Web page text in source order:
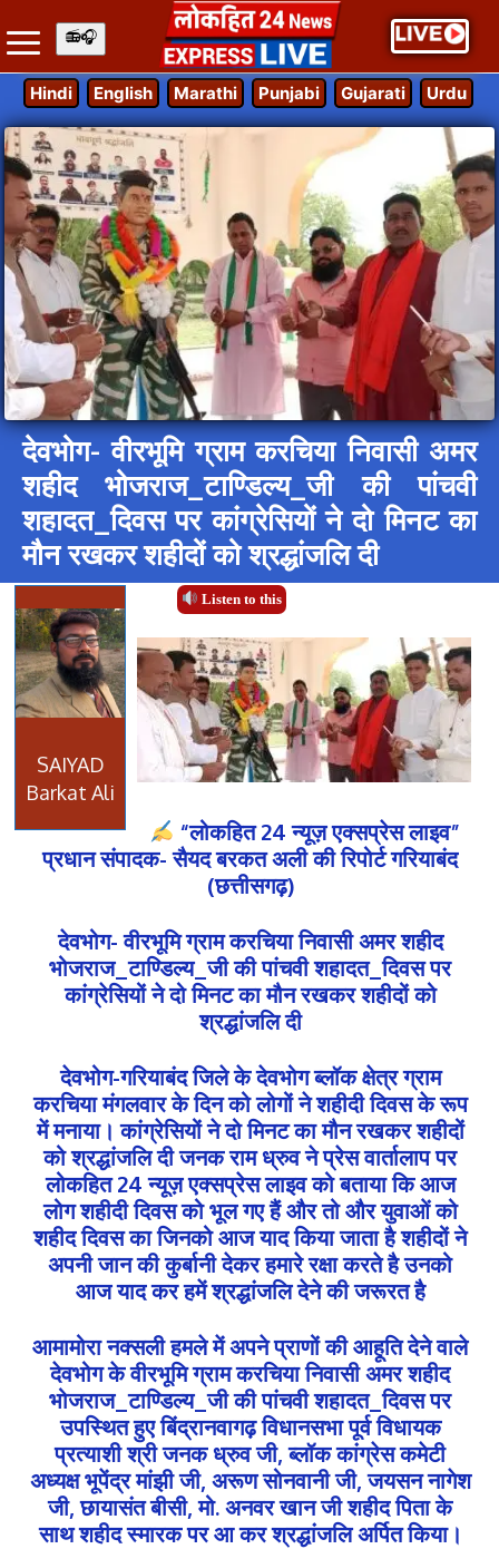
Hindi English Marathi Punjabi Gujarati Urdu
देवभोग- वीरभूमि ग्राम करचिया निवासी अमर
शहीद भोजराज_टाण्डिल्य_जी की पांचवी
शहादत_दिवस पर कांग्रेसियों ने दो मिनट का
मौन रखकर शहीदों को श्रद्धांजलि दी
Listen to this
SAIYAD
Barkat Ali
“लोकहित 24 न्यूज़ एक्सप्रेस लाइव”
प्रधान संपादक- सैयद बरकत अली की रिपोर्ट गरियाबंद
(छत्तीसगढ़)
देवभोग- वीरभूमि ग्राम करचिया निवासी अमर शहीद
भोजराज_टाण्डिल्य_जी की पांचवी शहादत_दिवस पर
कांग्रेसियों ने दो मिनट का मौन रखकर शहीदों को
श्रद्धांजलि दी
देवभोग-गरियाबंद जिले के देवभोग ब्लॉक क्षेत्र ग्राम
करचिया मंगलवार के दिन को लोगों ने शहीदी दिवस के रूप
में मनाया। कांग्रेसियों ने दो मिनट का मौन रखकर शहीदों
को श्रद्धांजलि दी जनक राम ध्रुव ने प्रेस वार्तालाप पर
लोकहित 24 न्यूज़ एक्सप्रेस लाइव को बताया कि आज
लोग शहीदी दिवस को भूल गए हैं और तो और युवाओं को
शहीद दिवस का जिनको आज याद किया जाता है शहीदों ने
अपनी जान की कुर्बानी देकर हमारे रक्षा करते है उनको
आज याद कर हमें श्रद्धांजलि देने की जरूरत है
आमामोरा नक्सली हमले में अपने प्राणों की आहूति देने वाले
देवभोग के वीरभूमि ग्राम करचिया निवासी अमर शहीद
भोजराज_टाण्डिल्य_जी की पांचवी शहादत_दिवस पर
उपस्थित हुए बिंद्रानवागढ़ विधानसभा पूर्व विधायक
प्रत्याशी श्री जनक ध्रुव जी, ब्लॉक कांग्रेस कमेटी
अध्यक्ष भूपेंद्र मांझी जी, अरूण सोनवानी जी, जयसन नागेश
जी, छायासंत बीसी, मो. अनवर खान जी शहीद पिता के
साथ शहीद स्मारक पर आ कर श्रद्धांजलि अर्पित किया।